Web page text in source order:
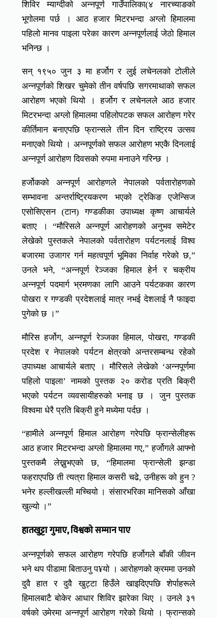
शिविर म्याग्दीको अन्नपूर्ण गाउँपालिका(४ नारच्याङको
भूगोलमा पर्छ । आठ हजार मिटरभन्दा अग्लो हिमालमा
पहिलो मानव पाइला परेका कारण अन्नपूर्णलाई जेठो हिमाल
भनिन्छ ।
सन् १९५० जुन ३ मा हर्जोग र लुई लचेनलको टोलीले
अन्नपूर्णको शिखर चुमेको तीन वर्षपछि सगरमाथाको सफल
आरोहण भएको थियो । हर्जोग र लचेनलले आठ हजार
मिटरभन्दा अग्लो हिमालमा पहिलोपटक सफल आरोहण गरेर
कीर्तिमान बनाएपछि फ्रान्सले तीन दिन राष्ट्रिय उत्सव
मनाएको थियो । अन्नपूर्णको सफल आरोहण भएकै दिनलाई
अन्नपूर्ण आरोहण दिवसको रुपमा मनाउने गरिन्छ ।
हर्जोकको अन्नपूर्ण आरोहणले नेपालको पर्वतारोहणको
सम्भावना अन्तर्राष्ट्रियकरण भएको ट्रेकिङ एजेन्सिज
एसोसिएसन (टान) गण्डकीका उपाध्यक्ष कृष्ण आचार्यले
बताए । “मौरिसले अन्नपूर्ण आरोहणको अनुभव समेटेर
लेखेको पुस्तकले नेपालको पर्वतारोहण पर्यटनलाई विश्व
बजारमा उजागर गर्न महत्वपूर्ण भूमिका निर्वाह गरेको छ,”
उनले भने, “अन्नपूर्ण रेञ्जका हिमाल हेर्न र चक्रीय
अन्नपूर्ण पदमार्ग भ्रमणका लागि आउने पर्यटकका कारण
पोखरा र गण्डकी प्रदेशलाई मात्र नभई देशलाई नै फाइदा
पुगेको छ ।”
मौरिस हर्जोग, अन्नपूर्ण रेञ्जका हिमाल, पोखरा, गण्डकी
प्रदेश र नेपालको पर्यटन क्षेत्रको अन्तरसम्बन्ध रहेको
उपाध्यक्ष आचार्यले बताए । मौरिसले लेखेको ‘अन्नपूर्णमा
पहिलो पाइला’ नामको पुस्तक २० करोड प्रति बिक्री
भएको पर्यटन व्यवसायीहरुको भनाइ छ । जुन पुस्तक
विश्वमा धेरै प्रति बिक्री हुने मध्येमा पर्दछ ।
“हामीले अन्नपूर्ण हिमाल आरोहण गरेपछि फ्रान्सेलीहरू
आठ हजार मिटरभन्दा अग्लो हिमालमा गए,” हर्जोगले आफ्नो
पुस्तकमै लेख्नुभएको छ, “हिमालमा फ्रान्सेली झन्डा
फहराएपछि ती त्यत्रा हिमाल कसरी चढे, उनीहरू को हुन ?
भनेर हल्लीखल्ली मच्चियो । संसारभरिका मानिसको आँखा
खुल्यो ।”
हातखुट्टा गुमाए, विश्वको सम्मान पाए
अन्नपूर्णको सफल आरोहण गरेपछि हर्जोगले बाँकी जीवन
भने थप पीडामा बिताउनु प¥यो । आरोहणको क्रममा उनको
दुवै हात र दुवै खुट्टा हिउँले खाइदिएपछि शेर्पाहरूले
हिमालबाटै बोकेर आधार शिविर झारेका थिए । उनले ३१
वर्षको उमेरमा अन्नपूर्ण आरोहण गरेको थियो । फ्रान्सको